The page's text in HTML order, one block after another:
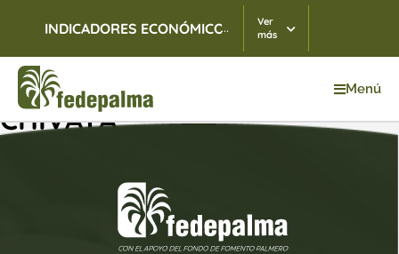
INDICADORES ECONÓMICOS TRM 07/08/2026
...
Ver
más
Menú
CHIVATÁ